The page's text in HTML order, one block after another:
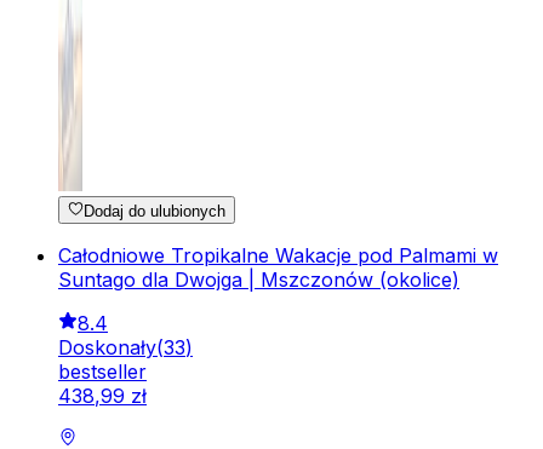
Dodaj do ulubionych
Całodniowe Tropikalne Wakacje pod Palmami w
Suntago dla Dwojga | Mszczonów (okolice)
8.4
Doskonały(33)
bestseller
438,99 zł